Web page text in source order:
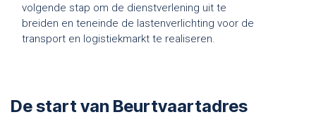
volgende stap om de dienstverlening uit te
breiden en teneinde de lastenverlichting voor de
transport en logistiekmarkt te realiseren.
De start van Beurtvaartadres